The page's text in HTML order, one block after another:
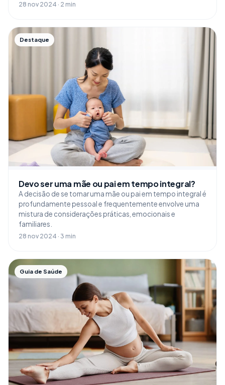
28 nov 2024 · 2 min
Destaque
Devo ser uma mãe ou pai em tempo integral?
A decisão de se tornar uma mãe ou pai em tempo integral é
profundamente pessoal e frequentemente envolve uma
mistura de considerações práticas, emocionais e
familiares.
28 nov 2024 · 3 min
Guia de Saúde